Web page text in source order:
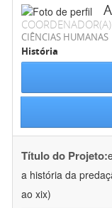
COORDENADOR(A)
CIÊNCIAS HUMANAS
História
Título do Projeto:
a história da
ao xix)